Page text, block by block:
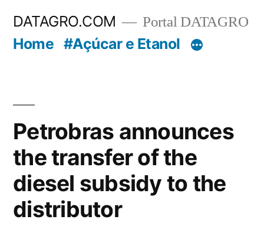
DATAGRO.COM Portal DATAGRO
Home #Açúcar e Etanol
Petrobras announces
the transfer of the
diesel subsidy to the
distributor